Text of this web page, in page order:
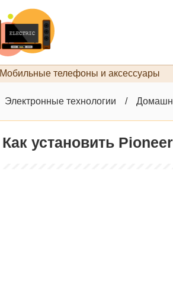
Мобильные телефоны и аксессуары
Электронные технологии
Как установить